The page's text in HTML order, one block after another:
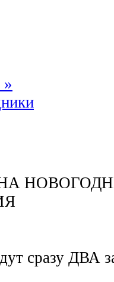
»
сразу ДВА